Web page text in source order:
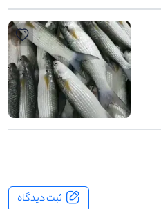
ثبت دیدگاه